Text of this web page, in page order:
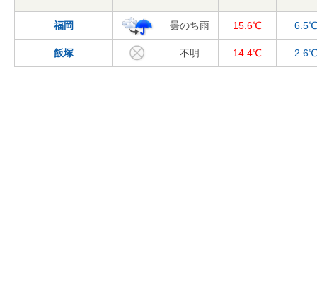
福岡 曇のち雨 15.6℃ 6.5℃
飯塚 不明 14.4℃ 2.6℃